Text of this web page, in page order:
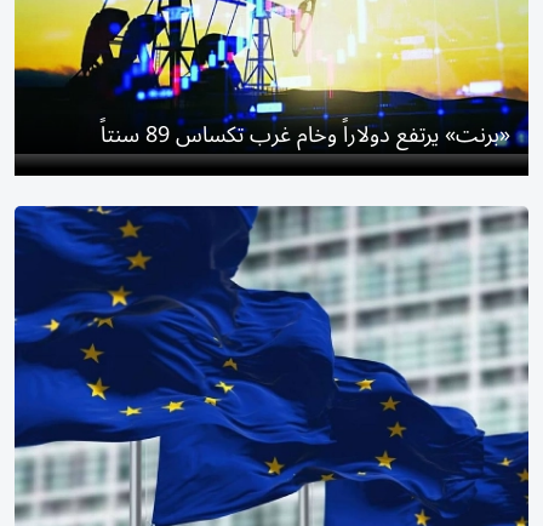
«برنت» يرتفع دولاراً وخام ​غرب تكساس 89 سنتاً